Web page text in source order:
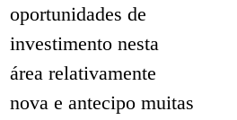
oportunidades de
investimento nesta
área relativamente
nova e antecipo muitas